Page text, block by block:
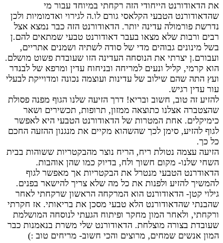
את הדאודורנט הייחודי הזה רקחתי במיוחד עבור מי
שהדאודורנט הטבעי הקלאסי גורם לו.ה לגירוי ואדמומיות ולכן
נדרשת פורמולה עדינה יותר. הדאודורנט הזה כבר נמצא אצל
רבים ורבות שלא מצאו בעבר דאודורנט טבעי שמתאים להם.ן
בשל מינונים גבוהים מדי של סודה לשתיה ושמנים אתריים,
ועבורם.ן יצרתי את הנוסחה העדינה הזו שעובדת פשוט מושלם.
הוא קרמי, קליל ונעים למריחה ובניחוח עדין ומרפא של לבנדר
ועץ התה שהם שילוב של עדינות ועוצמה נכונה ומדוייקת לבעלי
עור עדין רגיש.
להזיע זה טוב, חשוב ובריא! דרך הזיעה שלנו הגוף מפנה פסולת
שהצטברה אצלנו כתוצאה ממזון, תרופות, תכשירים ושאר
כימיקלים. אחת המטרות של הדאודורנט הטבעי היא לאפשר
לגוף להזיע, סימן לכך שהשהוא מקיים את מנגנון ההזעה החכם
כל כך.
הזיעה עצמה נטולת ריח, הריח נוצר מהבקטריות ששוהות בבית
השחי שלנו- מקום חשוך ולח, בדיוק כמו שהן אוהבות.
הדאודרנט הטבעי מנטרל את הבקטריות אך מאפשר לגוף
להמשיך להזיע ולפנות את כל מה שלא צריך להישאר בפנים.
גילוי קטן- הדאודורנט הוא המרקחה הראשון שרקחתי לאחר
שהבנתי שהדאודורנט הלא טבעי מסכן את בריאותי. אז חקרתי
ורקחתי, ולאחר המון מחקר ופיתוח הגעתי לנוסחה המושלמת
שעובדת בצורה מוצלחת. הדאודורנט שלי משרת בנאמנות כבר
המון אנשים שמחים, מרוצים והכי חשוב- מריחים טוב :)